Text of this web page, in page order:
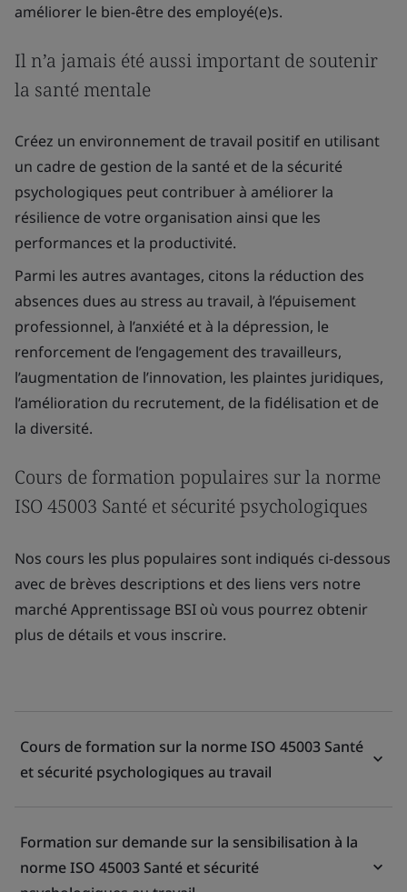
améliorer le bien-être des employé(e)s.
Il n’a jamais été aussi important de soutenir
la santé mentale
Créez un environnement de travail positif en utilisant
un cadre de gestion de la santé et de la sécurité
psychologiques peut contribuer à améliorer la
résilience de votre organisation ainsi que les
performances et la productivité.
Parmi les autres avantages, citons la réduction des
absences dues au stress au travail, à l’épuisement
professionnel, à l’anxiété et à la dépression, le
renforcement de l’engagement des travailleurs,
l’augmentation de l’innovation, les plaintes juridiques,
l’amélioration du recrutement, de la fidélisation et de
la diversité.
Cours de formation populaires sur la norme
ISO 45003 Santé et sécurité psychologiques
Nos cours les plus populaires sont indiqués ci-dessous
avec de brèves descriptions et des liens vers notre
marché Apprentissage BSI où vous pourrez obtenir
plus de détails et vous inscrire.
Cours de formation sur la norme ISO 45003 Santé
et sécurité psychologiques au travail
Formation sur demande sur la sensibilisation à la
norme ISO 45003 Santé et sécurité